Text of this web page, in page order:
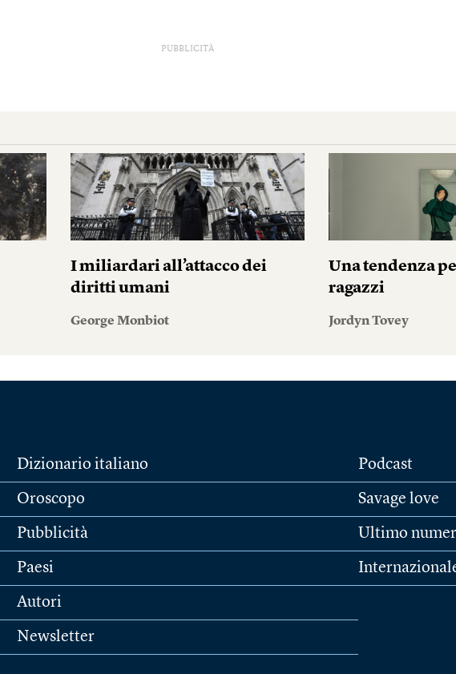
PUBBLICITÀ
I miliardari all’attacco dei
diritti umani
George Monbiot
Una tendenza
ragazzi
Jordyn Tovey
Dizionario italiano
Oroscopo
Pubblicità
Paesi
Autori
Newsletter
Podcast
Savage love
Ultimo